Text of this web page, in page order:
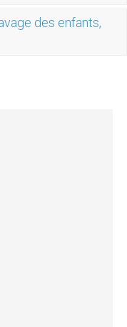
des enfants,